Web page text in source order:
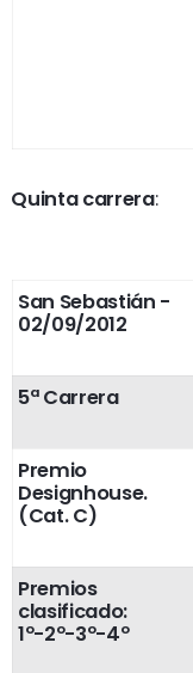
Quinta carrera:
San Sebastián -
02/09/2012
5ª Carrera
Premio
Designhouse.
(Cat. C)
Premios
clasificado:
1º-2º-3º-4º